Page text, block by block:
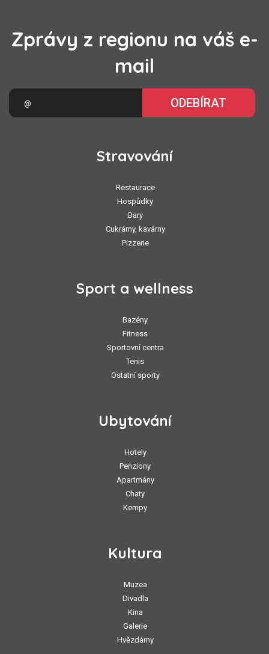
Zprávy z regionu na váš e-
mail
ODEBÍRAT
Stravování
Restaurace
Hospůdky
Bary
Cukrárny, kavárny
Pizzerie
Sport a wellness
Bazény
Fitness
Sportovní centra
Tenis
Ostatní sporty
Ubytování
Hotely
Penziony
Apartmány
Chaty
Kempy
Kultura
Muzea
Divadla
Kina
Galerie
Hvězdárny